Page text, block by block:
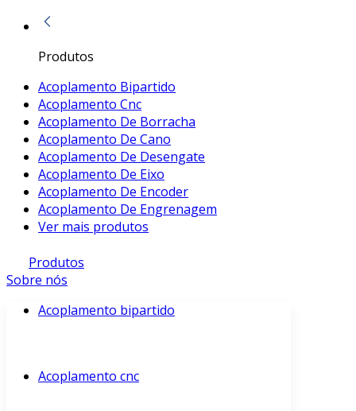
Produtos
Acoplamento Bipartido
Acoplamento Cnc
Acoplamento De Borracha
Acoplamento De Cano
Acoplamento De Desengate
Acoplamento De Eixo
Acoplamento De Encoder
Acoplamento De Engrenagem
Ver mais produtos
Produtos
Sobre nós
Acoplamento bipartido
Acoplamento cnc